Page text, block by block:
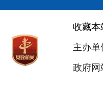
收藏本
主办
政府网